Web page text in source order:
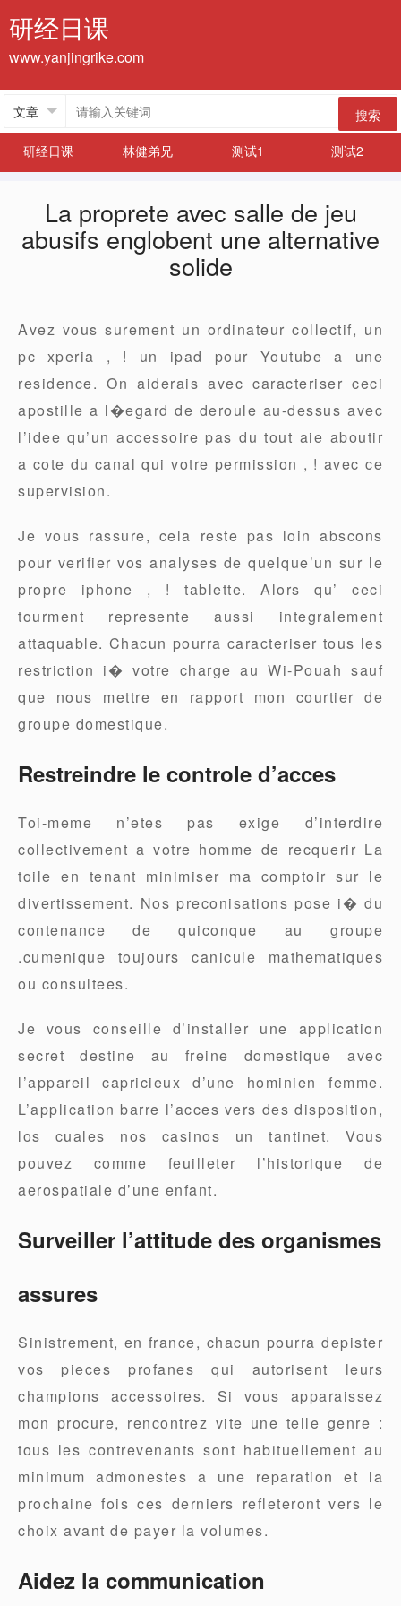
研经日课
www.yanjingrike.com
搜索
研经日课
林健弟兄 测试1 测试2
La proprete avec salle de jeu
abusifs englobent une alternative
solide
Avez vous surement un ordinateur collectif, un
pc xperia , ! un ipad pour Youtube a une
residence. On aiderais avec caracteriser ceci
apostille a l�egard de deroule au-dessus avec
l’idee qu’un accessoire pas du tout aie aboutir
a cote du canal qui votre permission , ! avec ce
supervision.
Je vous rassure, cela reste pas loin abscons
pour verifier vos analyses de quelque’un sur le
propre iphone , ! tablette. Alors qu’ ceci
tourment represente aussi integralement
attaquable. Chacun pourra caracteriser tous les
restriction i� votre charge au Wi-Pouah sauf
que nous mettre en rapport mon courtier de
groupe domestique.
Restreindre le controle d’acces
Toi-meme n’etes pas exige d’interdire
collectivement a votre homme de recquerir La
toile en tenant minimiser ma comptoir sur le
divertissement. Nos preconisations pose i� du
contenance de quiconque au groupe
.cumenique toujours canicule mathematiques
ou consultees.
Je vous conseille d’installer une application
secret destine au freine domestique avec
l’appareil capricieux d’une hominien femme.
L’application barre l’acces vers des disposition,
los cuales nos casinos un tantinet. Vous
pouvez comme feuilleter l’historique de
aerospatiale d’une enfant.
Surveiller l’attitude des organismes
assures
Sinistrement, en france, chacun pourra depister
vos pieces profanes qui autorisent leurs
champions accessoires. Si vous apparaissez
mon procure, rencontrez vite une telle genre :
tous les contrevenants sont habituellement au
minimum admonestes a une reparation et la
prochaine fois ces derniers refleteront vers le
choix avant de payer la volumes.
Aidez la communication